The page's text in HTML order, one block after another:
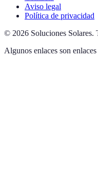
Aviso legal
Política de privacidad
© 2026 Soluciones Solares.
Algunos enlaces son